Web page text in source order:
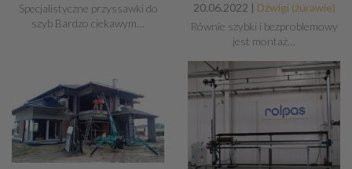
Specjalistyczne przyssawki do
szyb Bardzo ciekawym…
20.06.2022 | Dźwigi (żurawie)
Równie szybki i bezproblemowy
jest montaż…